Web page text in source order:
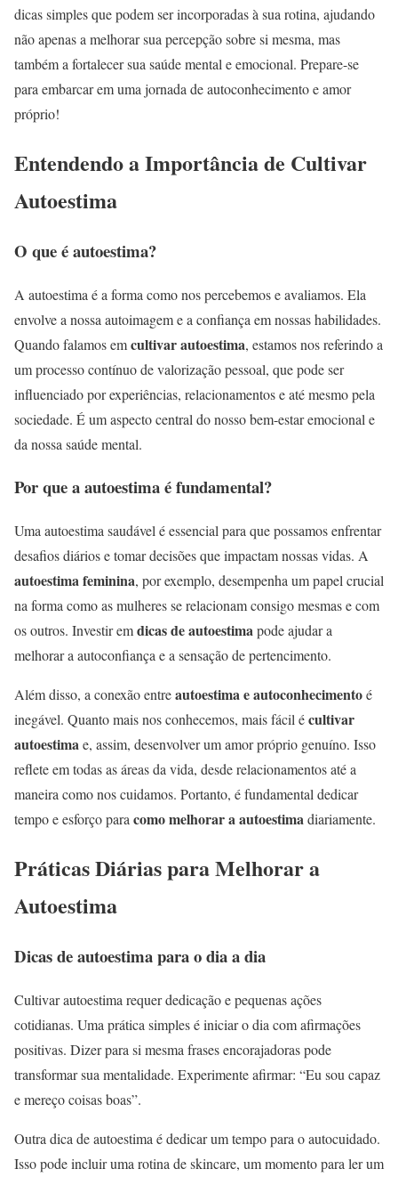
dicas simples que podem ser incorporadas à sua rotina, ajudando
não apenas a melhorar sua percepção sobre si mesma, mas
também a fortalecer sua saúde mental e emocional. Prepare-se
para embarcar em uma jornada de autoconhecimento e amor
próprio!
Entendendo a Importância de Cultivar
Autoestima
O que é autoestima?
A autoestima é a forma como nos percebemos e avaliamos. Ela
envolve a nossa autoimagem e a confiança em nossas habilidades.
Quando falamos emcultivar autoestima, estamos nos referindo a
um processo contínuo de valorização pessoal, que pode ser
influenciado por experiências, relacionamentos e até mesmo pela
sociedade. É um aspecto central do nosso bem-estar emocional e
da nossa saúde mental.
Por que a autoestima é fundamental?
Uma autoestima saudável é essencial para que possamos enfrentar
desafios diários e tomar decisões que impactam nossas vidas. A
autoestima feminina, por exemplo, desempenha um papel crucial
na forma como as mulheres se relacionam consigo mesmas e com
os outros. Investir emdicas de autoestimapode ajudar a
melhorar a autoconfiança e a sensação de pertencimento.
Além disso, a conexão entreautoestima e autoconhecimentoé
inegável. Quanto mais nos conhecemos, mais fácil écultivar
autoestimae, assim, desenvolver um amor próprio genuíno. Isso
reflete em todas as áreas da vida, desde relacionamentos até a
maneira como nos cuidamos. Portanto, é fundamental dedicar
tempo e esforço para como melhorar a autoestimadiariamente.
Práticas Diárias para Melhorar a
Autoestima
Dicas de autoestima para o dia a dia
Cultivar autoestima requer dedicação e pequenas ações
cotidianas. Uma prática simples é iniciar o dia com afirmações
positivas. Dizer para si mesma frases encorajadoras pode
transformar sua mentalidade. Experimente afirmar: “Eu sou capaz
e mereço coisas boas”.
Outra dica de autoestima é dedicar um tempo para o autocuidado.
Isso pode incluir uma rotina de skincare, um momento para ler um